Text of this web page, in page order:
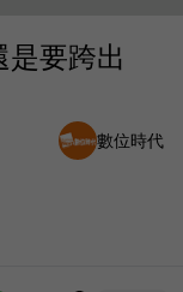
要跨出
數位時代